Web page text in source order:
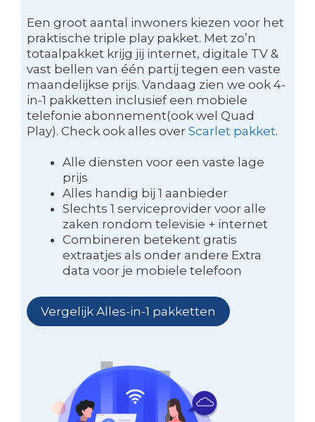
Een groot aantal inwoners kiezen voor het
praktische triple play pakket. Met zo’n
totaalpakket krijg jij internet, digitale TV &
vast bellen van één partij tegen een vaste
maandelijkse prijs. Vandaag zien we ook 4-
in-1 pakketten inclusief een mobiele
telefonie abonnement(ook wel Quad
Play). Check ook alles over Scarlet pakket.
Alle diensten voor een vaste lage
prijs
Alles handig bij 1 aanbieder
Slechts 1 serviceprovider voor alle
zaken rondom televisie + internet
Combineren betekent gratis
extraatjes als onder andere Extra
data voor je mobiele telefoon
Vergelijk Alles-in-1 pakketten